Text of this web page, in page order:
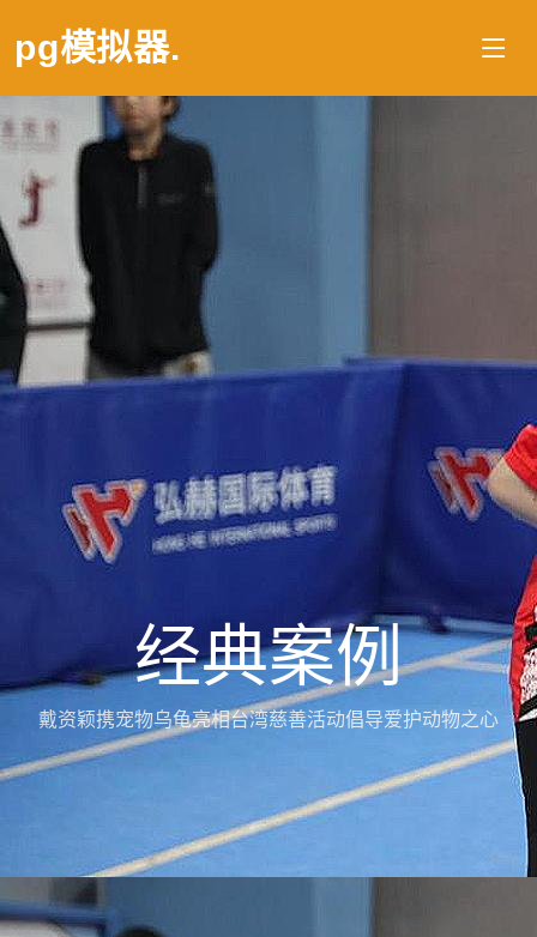
pg模拟器.
经典案例
戴资颖携宠物乌龟亮相台湾慈善活动倡导爱护动物之心